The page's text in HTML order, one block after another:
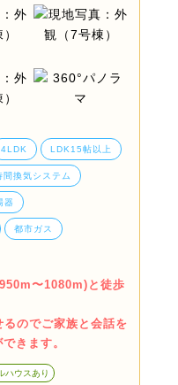
4LDK LDK15帖以上
間換気システム
器
都市ガス
〜1080m)と徒歩
のでご家族と会話を
きます。
ハウスあり